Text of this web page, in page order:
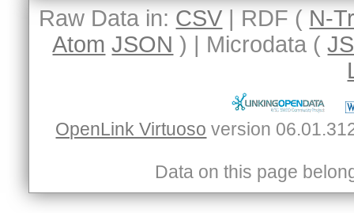
Raw Data in: CSV | RDF ( N-
Atom JSON ) | Microdata (
OpenLink Virtuoso
Data on this page